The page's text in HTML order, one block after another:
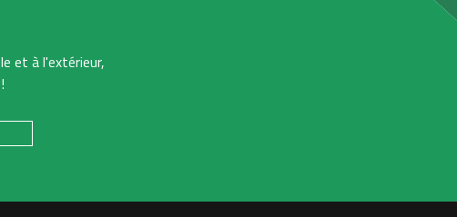
et à l'extérieur,